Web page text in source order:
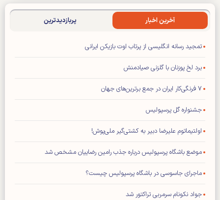
آخرین اخبار پربازدیدترین
تمجید رسانه انگلیسی از پرتاب اوت بازیکن ایرانی
برد لخ پوزنان با گلزنی صیادمنش
۷ فرنگی‌کار ایران در جمع برترین‌های جهان
جشنواره گل پرسپولیس
اولتیماتوم علیرضا دبیر به کشتی‌گیر ملی‌پوش!
موضع باشگاه پرسپولیس درباره جذب رامین رضاییان مشخص شد
ماجرای جاسوسی در باشگاه پرسپولیس چیست؟
جواد نکونام سرمربی تراکتور شد